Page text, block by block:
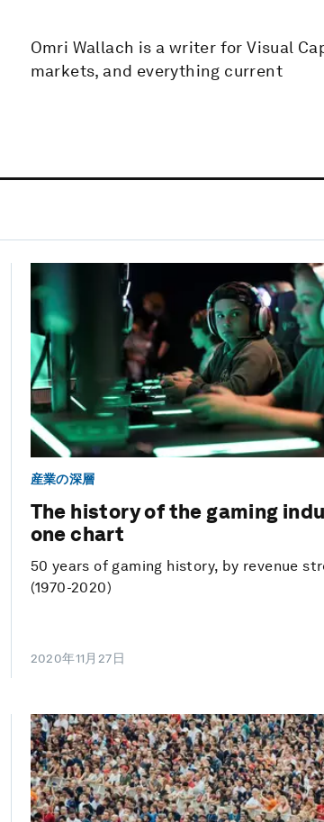
Omri Wallach is a writer for Visual
markets, and everything current
産業の深層
The history of the gaming
one chart
50 years of gaming history, by revenue
(1970-2020)
2020年11月27日